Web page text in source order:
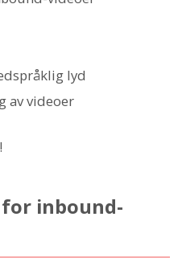
lyd
av videoer
inbound-